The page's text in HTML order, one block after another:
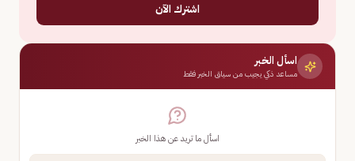
اشترك الآن
اسأل الخبر
مساعد ذكي يجيب من سياق الخبر فقط
اسأل ما تريد عن هذا الخبر